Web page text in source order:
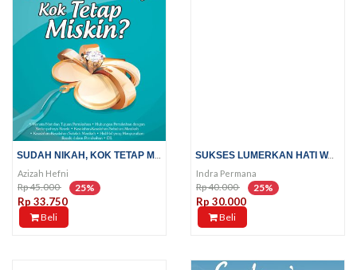
Azizah Hefni
Rp 45.000 25%
Rp 33.750
Beli
SUKSES LUMERKAN HATI WANITA;...
Indra Permana
Rp 40.000 25%
Rp 30.000
Beli